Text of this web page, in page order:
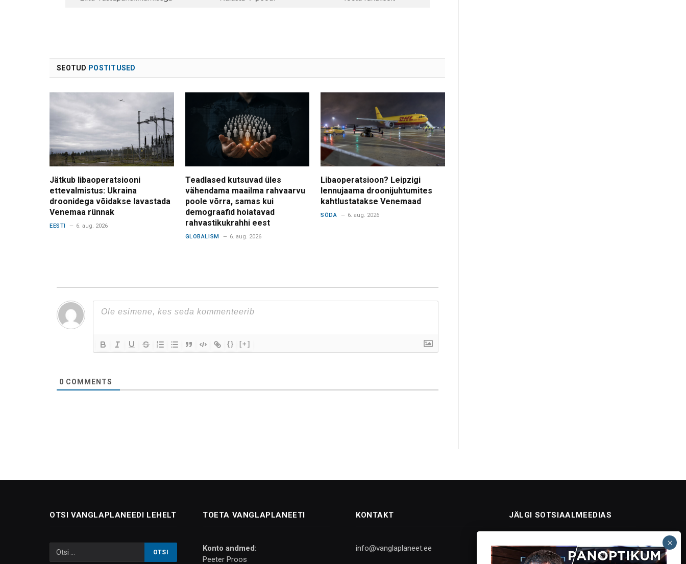
SEOTUD POSTITUSED
Jätkub libaoperatsiooni
ettevalmistus: Ukraina
droonidega võidakse lavastada
Venemaa rünnak
EESTI 6. aug. 2026
Teadlased kutsuvad üles
vähendama maailma rahvaarvu
poole võrra, samas kui
demograafid hoiatavad
rahvastikukrahhi eest
GLOBALISM 6. aug. 2026
Libaoperatsioon? Leipzigi
lennujaama droonijuhtumites
kahtlustatakse Venemaad
SÕDA 6. aug. 2026
{} [+]
0 COMMENTS
OTSI VANGLAPLANEEDI LEHELT TOETA VANGLAPLANEETI
Konto andmed:
Peeter Proos
KONTAKT
info@vanglaplaneet.ee
JÄLGI SOTSIAALMEEDIAS
Facebook
X
InstagramYouTubeTelegram